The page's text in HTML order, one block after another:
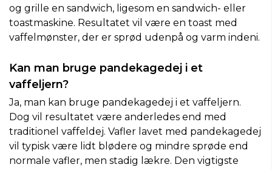
og grille en sandwich, ligesom en sandwich- eller
toastmaskine. Resultatet vil være en toast med
vaffelmønster, der er sprød udenpå og varm indeni.
Kan man bruge pandekagedej i et
vaffeljern?
Ja, man kan bruge pandekagedej i et vaffeljern.
Dog vil resultatet være anderledes end med
traditionel vaffeldej. Vafler lavet med pandekagedej
vil typisk være lidt blødere og mindre sprøde end
normale vafler, men stadig lækre. Den vigtigste